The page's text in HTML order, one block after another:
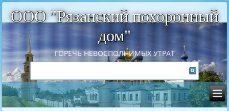
ООО "Рязанский похоронный
дом"
ГОРЕЧЬ НЕВОСПОЛНИМЫХ УТРАТ